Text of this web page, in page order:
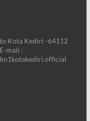
Kota Kediri -64112
mail :